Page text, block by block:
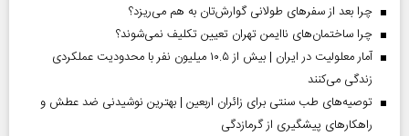
چرا بعد از سفرهای طولانی گوارش‌تان به هم می‌ریزد؟
چرا ساختمان‌های ناایمن تهران تعیین تکلیف نمی‌شوند؟
آمار معلولیت در ایران | بیش از ۱۰.۵ میلیون نفر با محدودیت عملکردی
زندگی می‌کنند
توصیه‌های طب سنتی برای زائران اربعین | بهترین نوشیدنی ضد عطش و
راهکارهای پیشگیری از گرمازدگی